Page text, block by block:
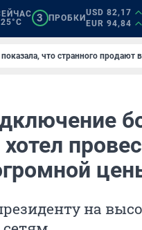
3 ПРОБКИ
USD 82,17
EUR 94,84
что странного продают
на